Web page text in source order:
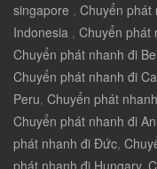
singapore , Chuyển phát
Indonesia , Chuyển phát
Chuyển phát nhanh đi
Chuyển phát nhanh đi
Peru, Chuyển phát
Chuyển phát nhanh đi
phát nhanh đi Đức,